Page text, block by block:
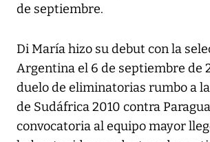
de septiembre.
Di María hizo su debut con la
Argentina el 6 de septiembre de
duelo de eliminatorias rumbo a
de Sudáfrica 2010 contra
convocatoria al equipo mayor